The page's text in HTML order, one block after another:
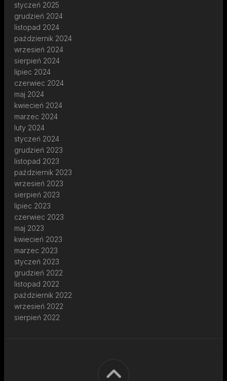
styczeń 2025
grudzień 2024
listopad 2024
październik 2024
wrzesień 2024
sierpień 2024
lipiec 2024
czerwiec 2024
maj 2024
kwiecień 2024
marzec 2024
luty 2024
styczeń 2024
grudzień 2023
listopad 2023
październik 2023
wrzesień 2023
sierpień 2023
lipiec 2023
czerwiec 2023
maj 2023
kwiecień 2023
marzec 2023
styczeń 2023
grudzień 2022
listopad 2022
październik 2022
wrzesień 2022
sierpień 2022